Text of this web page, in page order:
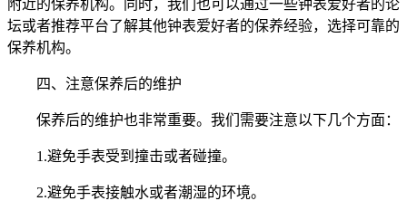
附近的保养机构。同时，我们也可以通过一些钟表爱好者的论
坛或者推荐平台了解其他钟表爱好者的保养经验，选择可靠的
保养机构。
四、注意保养后的维护
保养后的维护也非常重要。我们需要注意以下几个方面：
1.避免手表受到撞击或者碰撞。
2.避免手表接触水或者潮湿的环境。